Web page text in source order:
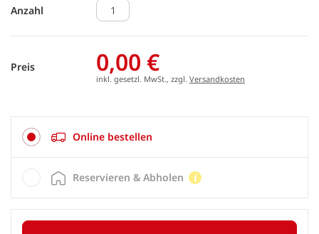
Anzahl
Preis 0,00 €
inkl. gesetzl. MwSt., zzgl. Versandkosten
Online bestellen
Reservieren & Abholen